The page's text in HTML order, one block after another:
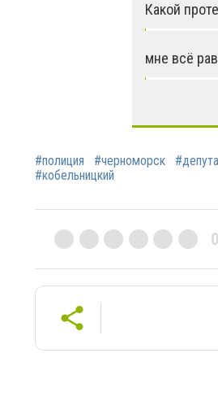
Какой
мне всё
#полиция #черноморск
#кобельницкий